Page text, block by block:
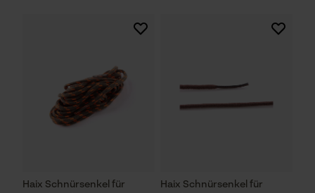
Haix Schnürsenkel für
Haix Schnürsenkel für